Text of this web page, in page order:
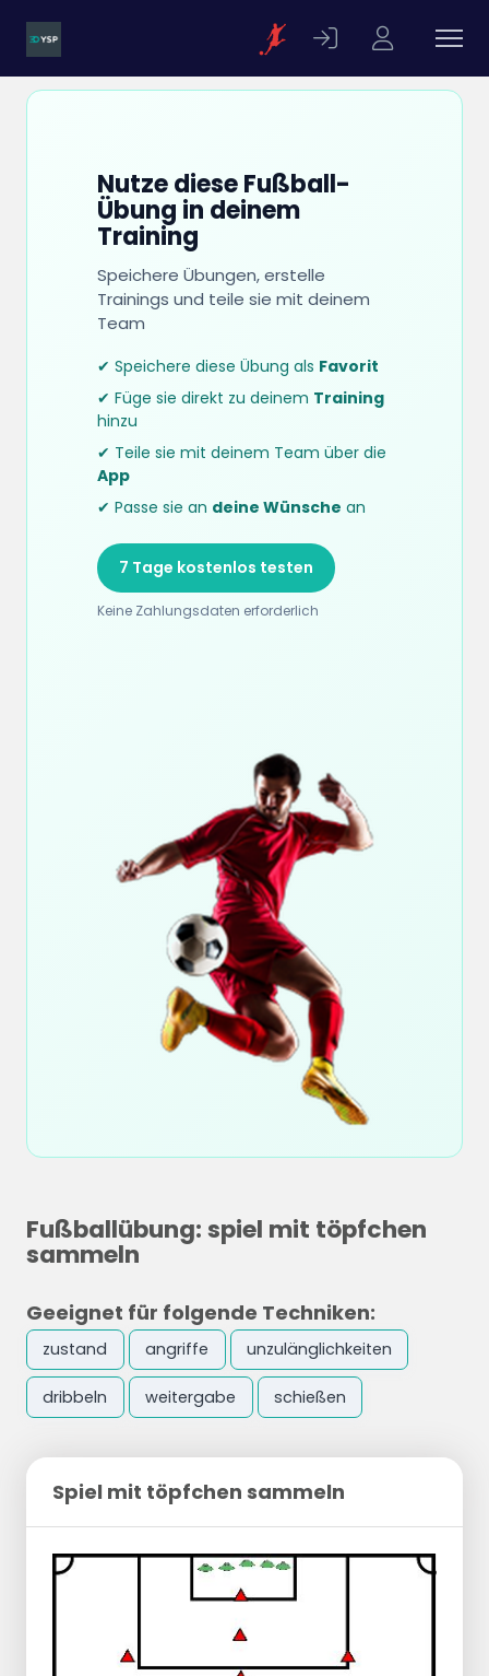
Nutze diese Fußball-
Übung in deinem
Training
Speichere Übungen, erstelle
Trainings und teile sie mit deinem
Team
✔ Speichere diese Übung als Favorit
✔ Füge sie direkt zu deinem Training
hinzu
✔ Teile sie mit deinem Team über die
App
✔ Passe sie an deine Wünsche an
7 Tage kostenlos testen
Keine Zahlungsdaten erforderlich
Fußballübung: spiel mit töpfchen
sammeln
Geeignet für folgende Techniken:
zustand angriffe unzulänglichkeiten
dribbeln weitergabe schießen
Spiel mit töpfchen sammeln